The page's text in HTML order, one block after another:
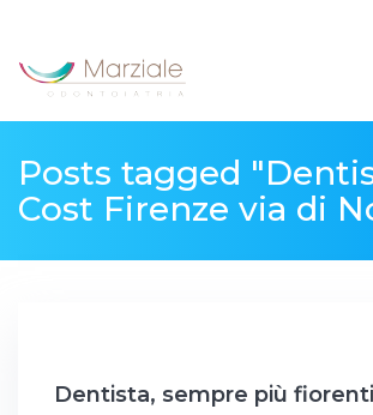
Posts tagged
Cost Firenze via di
Dentista, sempre più